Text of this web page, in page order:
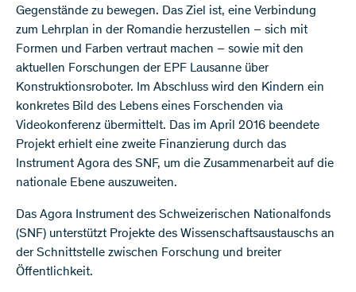
Gegenstände zu bewegen. Das Ziel ist, eine Verbindung
zum Lehrplan in der Romandie herzustellen – sich mit
Formen und Farben vertraut machen – sowie mit den
aktuellen Forschungen der EPF Lausanne über
Konstruktionsroboter. Im Abschluss wird den Kindern ein
konkretes Bild des Lebens eines Forschenden via
Videokonferenz übermittelt. Das im April 2016 beendete
Projekt erhielt eine zweite Finanzierung durch das
Instrument Agora des SNF, um die Zusammenarbeit auf die
nationale Ebene auszuweiten.
Das Agora Instrument des Schweizerischen Nationalfonds
(SNF) unterstützt Projekte des Wissenschaftsaustauschs an
der Schnittstelle zwischen Forschung und breiter
Öffentlichkeit.